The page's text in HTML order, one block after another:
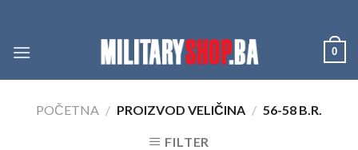
content
0
POČETNA / PROIZVOD VELIČINA / 56-58 B.R.
FILTER